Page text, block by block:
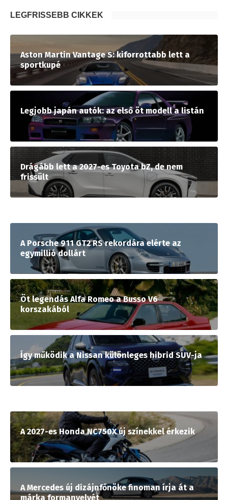
LEGFRISSEBB CIKKEK
Aston Martin Vantage S: kiforrottabb lett a
sportkupé
Legjobb japán autók: az első öt modell a listán
Drágább lett a 2027-es Toyota bZ, de nem
frissült
A Porsche 911 GT2 RS rekordára elérte az
egymillió dollárt
Öt legendás Alfa Romeo a Busso V6
korszakából
Így működik a Nissan különleges hibrid SUV-ja
A 2027-es Honda NC750X új színekkel érkezik
A Mercedes új dizájnfőnöke finoman írja át a
márka formanyelvét